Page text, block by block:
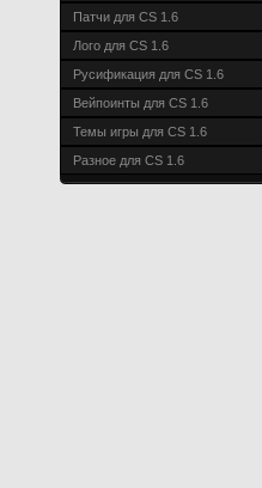
Патчи для CS 1.6
Лого для CS 1.6
Русификация для CS 1.6
Вейпоинты для CS 1.6
Темы игры для CS 1.6
Разное для CS 1.6